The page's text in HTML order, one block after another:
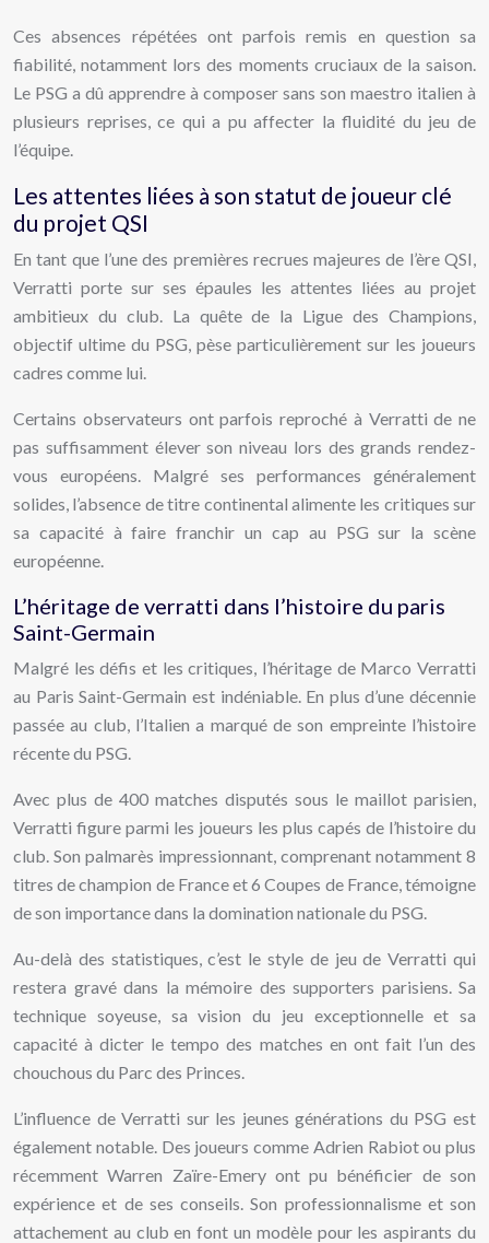
Ces absences répétées ont parfois remis en question sa
fiabilité, notamment lors des moments cruciaux de la saison.
Le PSG a dû apprendre à composer sans son maestro italien à
plusieurs reprises, ce qui a pu affecter la fluidité du jeu de
l’équipe.
Les attentes liées à son statut de joueur clé
du projet QSI
En tant que l’une des premières recrues majeures de l’ère QSI,
Verratti porte sur ses épaules les attentes liées au projet
ambitieux du club. La quête de la Ligue des Champions,
objectif ultime du PSG, pèse particulièrement sur les joueurs
cadres comme lui.
Certains observateurs ont parfois reproché à Verratti de ne
pas suffisamment élever son niveau lors des grands rendez-
vous européens. Malgré ses performances généralement
solides, l’absence de titre continental alimente les critiques sur
sa capacité à faire franchir un cap au PSG sur la scène
européenne.
L’héritage de verratti dans l’histoire du paris
Saint-Germain
Malgré les défis et les critiques, l’héritage de Marco Verratti
au Paris Saint-Germain est indéniable. En plus d’une décennie
passée au club, l’Italien a marqué de son empreinte l’histoire
récente du PSG.
Avec plus de 400 matches disputés sous le maillot parisien,
Verratti figure parmi les joueurs les plus capés de l’histoire du
club. Son palmarès impressionnant, comprenant notamment 8
titres de champion de France et 6 Coupes de France, témoigne
de son importance dans la domination nationale du PSG.
Au-delà des statistiques, c’est le style de jeu de Verratti qui
restera gravé dans la mémoire des supporters parisiens. Sa
technique soyeuse, sa vision du jeu exceptionnelle et sa
capacité à dicter le tempo des matches en ont fait l’un des
chouchous du Parc des Princes.
L’influence de Verratti sur les jeunes générations du PSG est
également notable. Des joueurs comme Adrien Rabiot ou plus
récemment Warren Zaïre-Emery ont pu bénéficier de son
expérience et de ses conseils. Son professionnalisme et son
attachement au club en font un modèle pour les aspirants du